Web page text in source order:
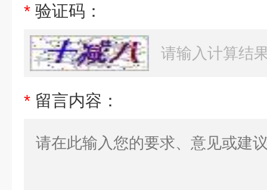
* 验证码：
* 留言内容：